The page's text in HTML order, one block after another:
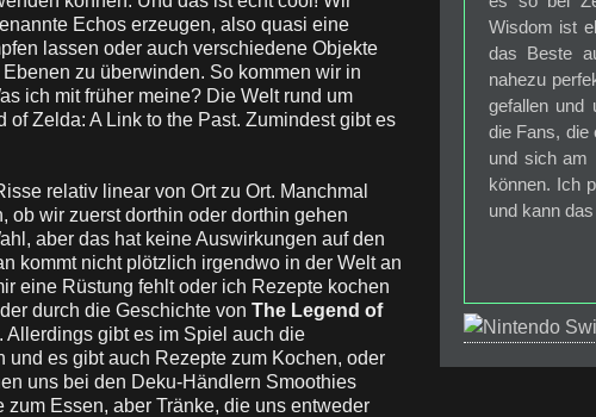
Echos erzeugen, also quasi eine
lassen oder auch verschiedene Objekte
zu überwinden. So kommen wir in
ich mit früher meine? Die Welt rund um
Zelda: A Link to the Past. Zumindest gibt es
relativ linear von Ort zu Ort. Manchmal
ob wir zuerst dorthin oder dorthin gehen
aber das hat keine Auswirkungen auf den
kommt nicht plötzlich irgendwo in der Welt an
eine Rüstung fehlt oder ich Rezepte kochen
durch die Geschichte von The Legend of
Allerdings gibt es im Spiel auch die
es gibt auch Rezepte zum Kochen, oder
uns bei den Deku-Händlern Smoothies
Essen, aber Tränke, die uns entweder
Wisdom ist
das Beste
nahezu
gefallen und
die Fans, die
und sich am
können. Ich
und kann